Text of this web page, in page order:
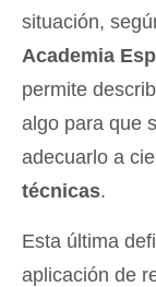
situación,
Academia
permite
algo para que
adecuarlo a
técnicas.
Esta última
aplicación de